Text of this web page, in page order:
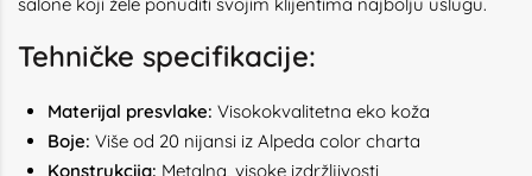
Tehničke specifikacije:
Materijal presvlake: Visokokvalitetna eko koža
Boje: Više od 20 nijansi iz Alpeda color charta
Konstrukcija: Metalna, visoke izdržljivosti